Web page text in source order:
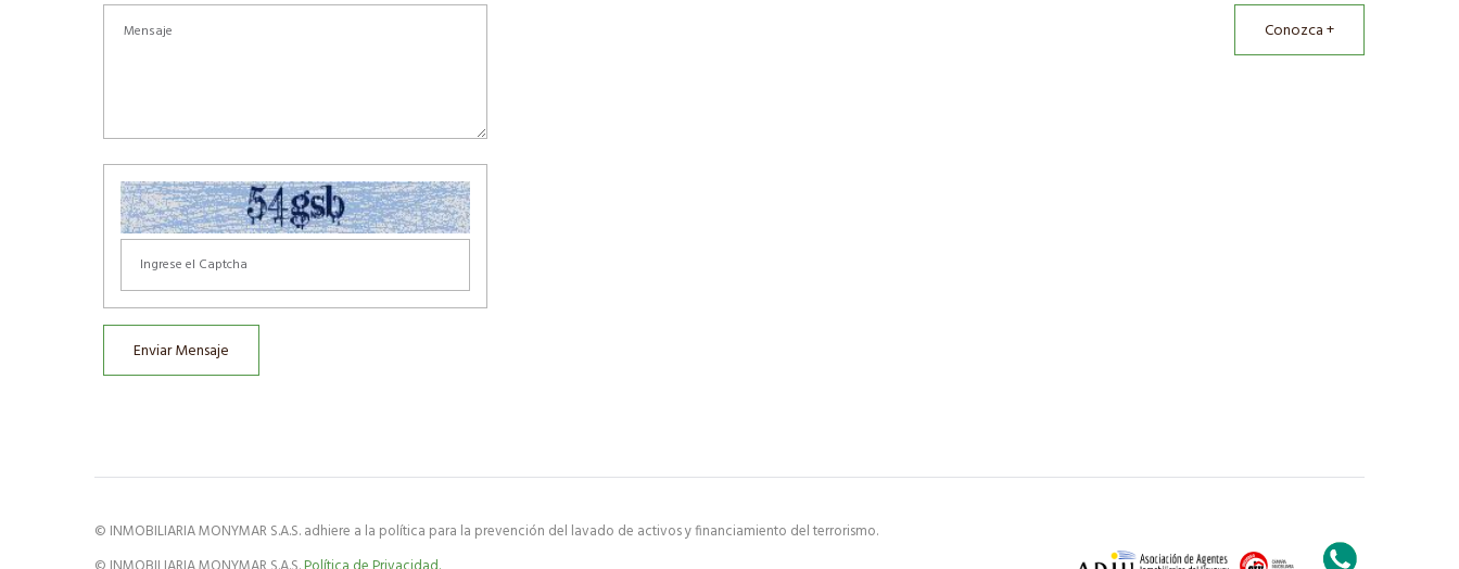
Enviar Mensaje
Conozca +
© INMOBILIARIA MONYMAR S.A.S. adhiere a la política para la prevención del lavado de activos y financiamiento del terrorismo.